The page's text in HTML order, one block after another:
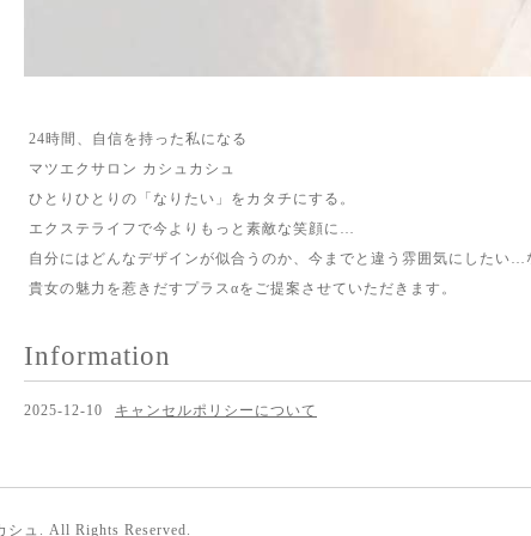
24時間、自信を持った私になる
マツエクサロン カシュカシュ
ひとりひとりの「なりたい」をカタチにする。
エクステライフで今よりもっと素敵な笑顔に…
自分にはどんなデザインが似合うのか、今までと違う雰囲気にしたい…
貴女の魅力を惹きだすプラスαをご提案させていただきます。
Information
2025-12-10 キャンセルポリシーについて
ュ . All Rights Reserved.